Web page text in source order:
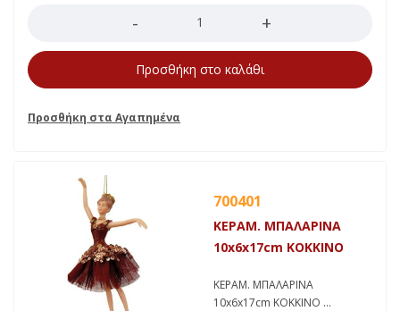
Προσθήκη στο καλάθι
700401
ΚΕΡΑΜ. ΜΠΑΛΑΡΙΝΑ
10x6x17cm ΚΟΚΚΙΝΟ
ΚΕΡΑΜ. ΜΠΑΛΑΡΙΝΑ
10x6x17cm ΚΟΚΚΙΝΟ